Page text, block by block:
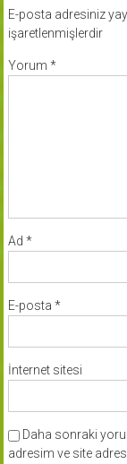
E-posta adresiniz
işaretlenmişlerdir
Yorum *
Ad *
E-posta *
İnternet sitesi
Daha sonraki
adresim ve site